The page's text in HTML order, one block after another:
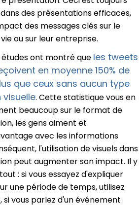
des présentations efficaces,
des messages clés sur le
ou sur leur entreprise.
ont montré que les tweets
en moyenne 150% de
que ceux sans aucun type
. Cette statistique vous en
beaucoup sur le format de
les gens aiment et
avec les informations
l'utilisation de visuels dans
peut augmenter son impact. Il y
: si vous essayez d'expliquer
une période de temps, utilisez
si vous parlez d'un événement